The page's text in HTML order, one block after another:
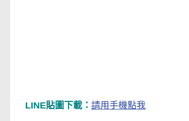
LINE貼圖下載： 請用手機點我